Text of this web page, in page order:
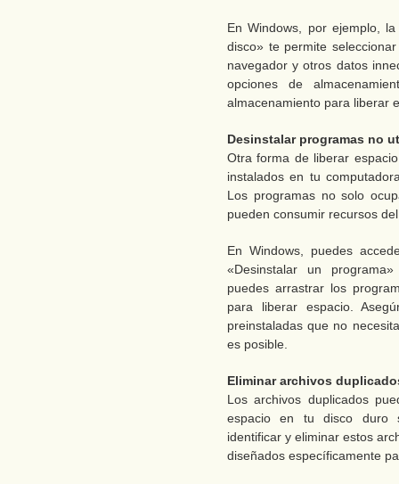
En Windows, por ejemplo,
disco» te permite
navegador y otros datos
opciones de
almacenamiento para liberar
Desinstalar programas no
Otra forma de liberar
instalados en tu
Los programas no solo
pueden consumir recursos
En Windows, puedes
«Desinstalar un
puedes arrastrar los
para liberar espacio.
preinstaladas que no
es posible.
Eliminar archivos
Los archivos duplicados
espacio en tu disco duro
identificar y eliminar estos
diseñados específicamente